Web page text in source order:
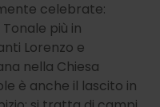
celebrate:
più in
Lorenzo e
nella Chiesa
è anche il lascito in